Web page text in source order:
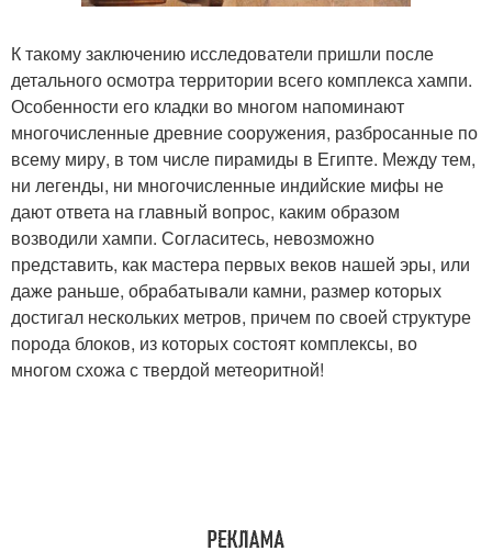
К такому заключению исследователи пришли после
детального осмотра территории всего комплекса хампи.
Особенности его кладки во многом напоминают
многочисленные древние сооружения, разбросанные по
всему миру, в том числе пирамиды в Египте. Между тем,
ни легенды, ни многочисленные индийские мифы не
дают ответа на главный вопрос, каким образом
возводили хампи. Согласитесь, невозможно
представить, как мастера первых веков нашей эры, или
даже раньше, обрабатывали камни, размер которых
достигал нескольких метров, причем по своей структуре
порода блоков, из которых состоят комплексы, во
многом схожа с твердой метеоритной!